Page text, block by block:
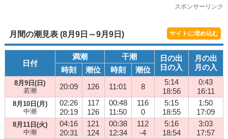
スポンサーリンク
月間の潮見表 (8月9日～9月9日) サイトに埋め込む
日付
満潮 干潮
日の出
日の入
月の出
月の入
時刻 潮位 時刻 潮位
8月9日(日)
若潮
20:09 126 11:01 8
5:14
18:56
0:43
16:11
8月10日(月)
中潮
02:26
20:19
117
126
00:48
11:50
116
0
5:15
18:55
1:50
17:09
8月11日(火)
中潮
04:16
20:31
121
124
00:38
12:34
112
-4
5:16
18:54
3:03
17:57